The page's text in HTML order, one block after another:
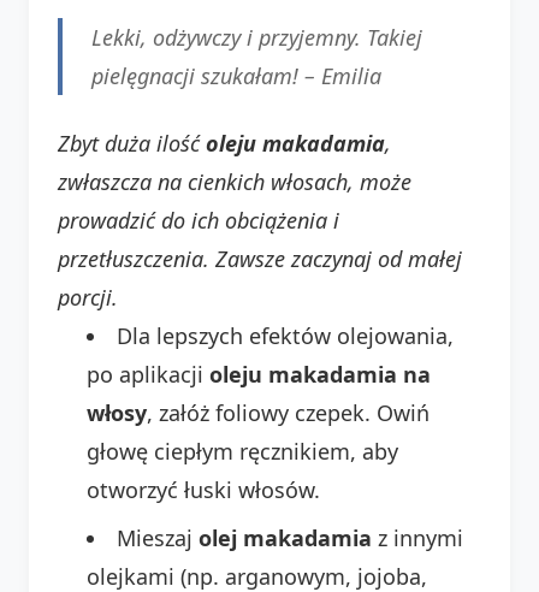
Lekki, odżywczy i przyjemny. Takiej
pielęgnacji szukałam! – Emilia
Zbyt duża ilośćoleju makadamia,
zwłaszcza na cienkich włosach, może
prowadzić do ich obciążenia i
przetłuszczenia. Zawsze zaczynaj od małej
porcji.
Dla lepszych efektów olejowania,
po aplikacji oleju makadamia na
włosy, załóż foliowy czepek. Owiń
głowę ciepłym ręcznikiem, aby
otworzyć łuski włosów.
Mieszaj olej makadamia z innymi
olejkami (np. arganowym, jojoba,